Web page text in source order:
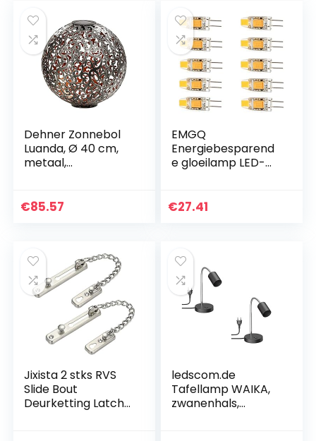
Dehner Zonnebol
Luanda, Ø 40 cm,
metaal,
€85.57
EMGQ
Energiebesparend
e gloeilamp LED-
Lamp Licht 0705
€27.41
Jixista 2 stks RVS
Slide Bout
Deurketting Latch
ledscom.de
Tafellamp WAIKA,
zwanenhals,